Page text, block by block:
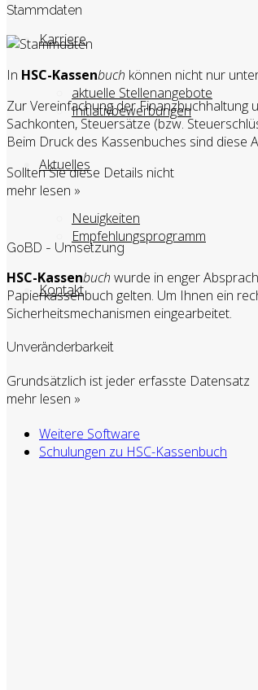
Karriere
aktuelle Stellenangebote
Initiativbewerbungen
Aktuelles
Neuigkeiten
Empfehlungsprogramm
Kontakt
Stammdaten
In HSC-Kassenbuch können nicht nur
Zur Vereinfachung der Finanzbuchhaltung
Sachkonten, Steuersätze (bzw.
Beim Druck des Kassenbuches sind diese
Sollten Sie diese Details nicht
mehr lesen »
GoBD - Umsetzung
HSC-Kassenbuch wurde in enger
Papierkassenbuch gelten. Um Ihnen ein
Sicherheitsmechanismen eingearbeitet.
Unveränderbarkeit
Grundsätzlich ist jeder erfasste Datensatz
mehr lesen »
Weitere Software
Schulungen zu HSC-Kassenbuch